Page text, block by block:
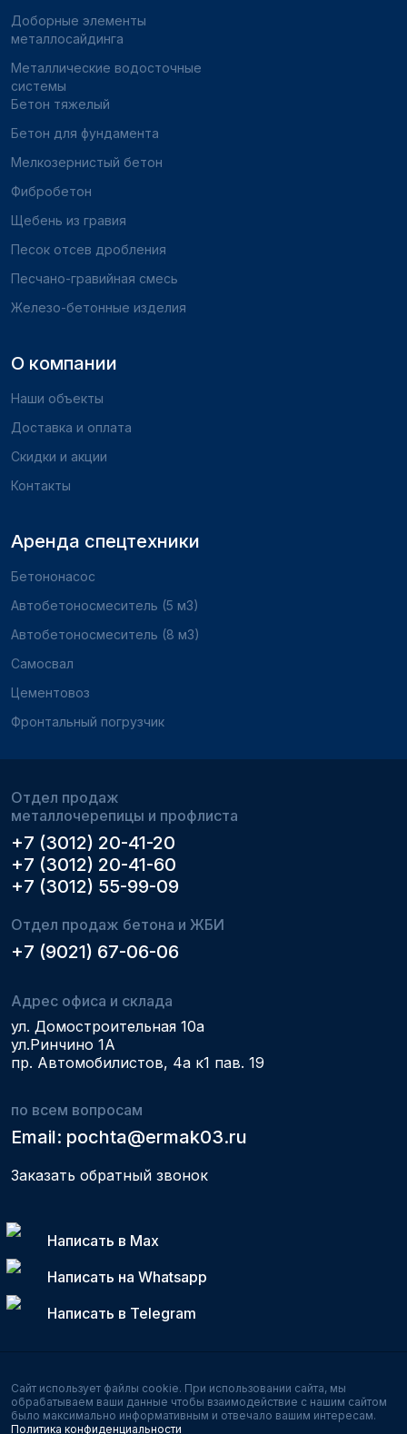
Доборные элементы
металлосайдинга
Металлические водосточные
системы
Бетон тяжелый
Бетон для фундамента
Мелкозернистый бетон
Фибробетон
Щебень из гравия
Песок отсев дробления
Песчано-гравийная смесь
Железо-бетонные изделия
О компании
Наши объекты
Доставка и оплата
Скидки и акции
Контакты
Аренда спецтехники
Бетононасос
Автобетоносмеситель (5 м3)
Автобетоносмеситель (8 м3)
Самосвал
Цементовоз
Фронтальный погрузчик
Отдел продаж
металлочерепицы и профлиста
+7 (3012) 20-41-20
+7 (3012) 20-41-60
+7 (3012) 55-99-09
Отдел продаж бетона и ЖБИ
+7 (9021) 67-06-06
Адрес офиса и склада
ул. Домостроительная 10а
ул.Ринчино 1А
пр. Автомобилистов, 4а к1 пав. 19
по всем вопросам
Email: pochta@ermak03.ru
Заказать обратный звонок
Написать в Max
Написать на Whatsapp
Написать в Telegram
Сайт использует файлы cookie. При использовании сайта, мы
обрабатываем ваши данные чтобы взаимодействие с нашим сайтом
было максимально информативным и отвечало вашим интересам.
Политика конфиденциальности